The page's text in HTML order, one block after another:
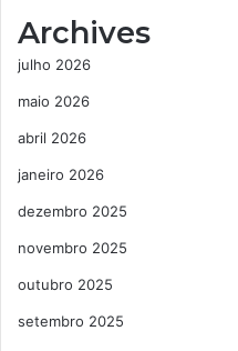
Archives
julho 2026
maio 2026
abril 2026
janeiro 2026
dezembro 2025
novembro 2025
outubro 2025
setembro 2025